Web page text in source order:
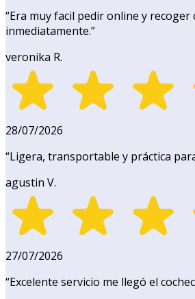
“Era muy facil pedir online y recoger
inmediatamente.”
veronika R.
28/07/2026
“Ligera, transportable y práctica
agustin V.
27/07/2026
“Excelente servicio me llegó el